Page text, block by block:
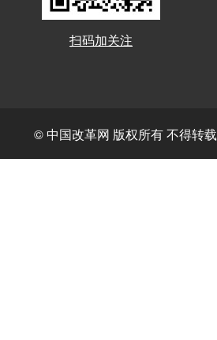
扫码加关注
© 中国改革网 版权所有 不得转载